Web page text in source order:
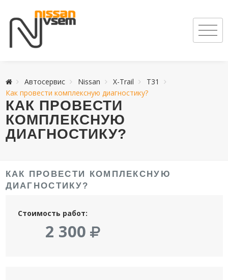
Автосервис Nissan X-Trail
T31
Как провести комплексную диагностику?
КАК ПРОВЕСТИ
КОМПЛЕКСНУЮ
ДИАГНОСТИКУ?
КАК ПРОВЕСТИ КОМПЛЕКСНУЮ
ДИАГНОСТИКУ?
Стоимость работ:
2 300